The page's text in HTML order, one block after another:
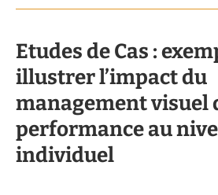
Etudes de Cas :
illustrer l’impact du
management visuel
performance au
individuel